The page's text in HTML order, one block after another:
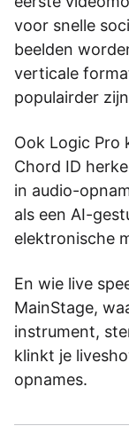
voor snelle
beelden
verticale
populairder
Ook Logic Pro
Chord ID
in audio-
als een AI-
elektronische
En wie live
MainStage,
instrument,
klinkt je
opnames.